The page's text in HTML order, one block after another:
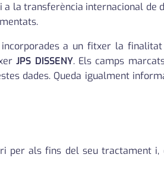
la transferència internacional de
a un fitxer la
JPS DISSENY. Els camps
dades. Queda igualment
per als fins del seu tractament